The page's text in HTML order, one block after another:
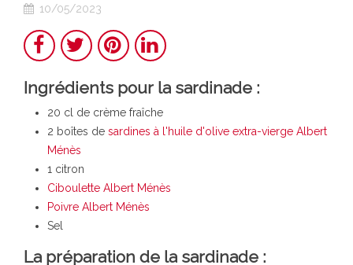
10/05/2023
Ingrédients pour la sardinade :
20 cl de crème fraîche
2 boîtes de sardines à l'huile d'olive extra-vierge Albert
Ménès
1 citron
Ciboulette Albert Ménès
Poivre Albert Ménès
Sel
La préparation de la sardinade :